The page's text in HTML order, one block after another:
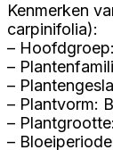
Kenmerken
carpinifolia):
–
–
–
– Plantvorm:
–
–